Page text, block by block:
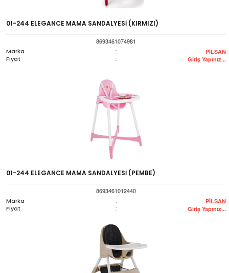
01-244 ELEGANCE MAMA SANDALYESİ (KIRMIZI)
8693461074981
Marka
: PİLSAN
Fiyat : Giriş Yapınız...
01-244 ELEGANCE MAMA SANDALYESİ (PEMBE)
8693461012440
Marka
: PİLSAN
Fiyat : Giriş Yapınız...